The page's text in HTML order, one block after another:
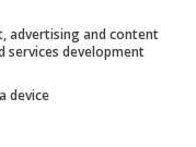
edhe ish-
përsëri në
advertising and content
services development
device